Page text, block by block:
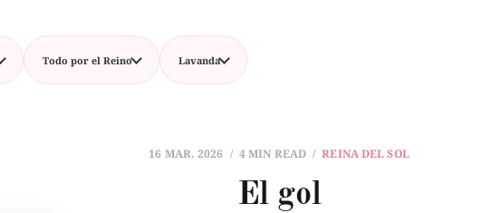
Todo por el Reino Lavanda
16 MAR. 2026 4 MIN READ REINA DEL SOL
El gol